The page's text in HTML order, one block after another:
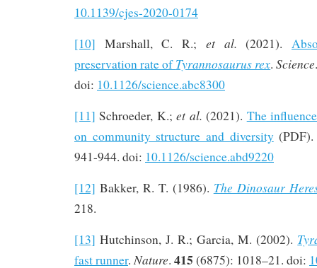
10.1139/cjes-2020-0174
[10] Marshall, C. R.; et al. (2021).
preservation rate ofTyrannosaurus rex.Science
doi: 10.1126/science.abc8300
[11] Schroeder, K.;et al. (2021). The
on community structure and diversity
941-944. doi: 10.1126/science.abd9220
[12] Bakker, R. T. (1986). The Dinosaur
218.
[13] Hutchinson, J. R.; Garcia, M. (2002).
fast runner. Nature. 415 (6875): 1018–21. doi: